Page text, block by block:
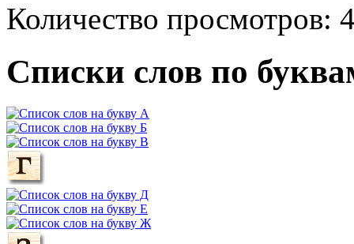
Количество просмотров:
Списки слов по